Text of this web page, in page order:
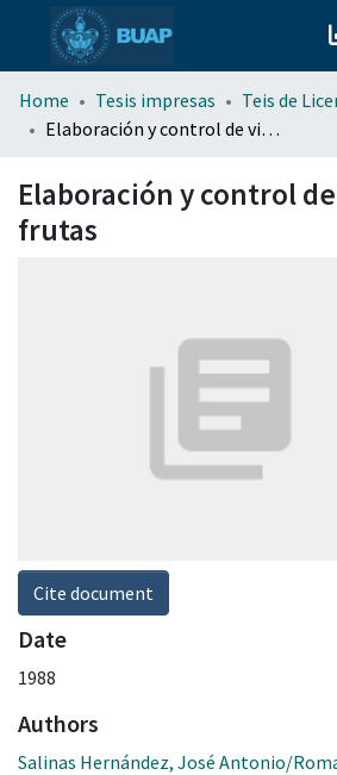
menu.section.about_menu
Home Tesis impresas
Teis de
Elaboración y control de vinos de frutas
Elaboración y control
frutas
Cite document
Date
1988
Authors
Salinas Hernández, José Antonio/